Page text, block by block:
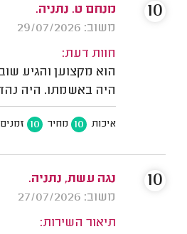
מנחם ט. נתניה.
משוב: 29/07/2026
חוות דעת:
הוא מקצוען והגיע
היה באשמתו. היה
איכות 10 מחיר 10 זמנים
10
נגה עשת, נתניה.
משוב: 27/07/2026
תיאור השירות:
10